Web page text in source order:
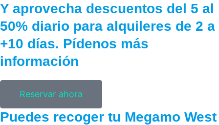
Y aprovecha descuentos del 5 al
50% diario para alquileres de 2 a
+10 días. Pídenos más
información
Reservar ahora
Puedes recoger tu Megamo West